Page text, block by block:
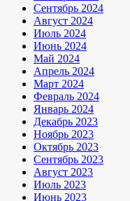
Сентябрь 2024
Август 2024
Июль 2024
Июнь 2024
Май 2024
Апрель 2024
Март 2024
Февраль 2024
Январь 2024
Декабрь 2023
Ноябрь 2023
Октябрь 2023
Сентябрь 2023
Август 2023
Июль 2023
Июнь 2023